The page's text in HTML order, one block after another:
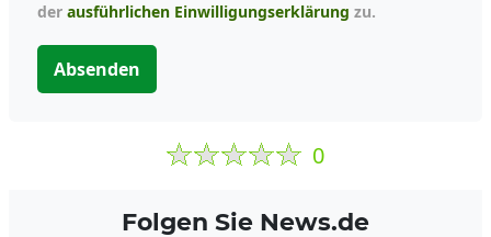
der ausführlichen Einwilligungserklärung zu.
Absenden
0
Folgen Sie News.de